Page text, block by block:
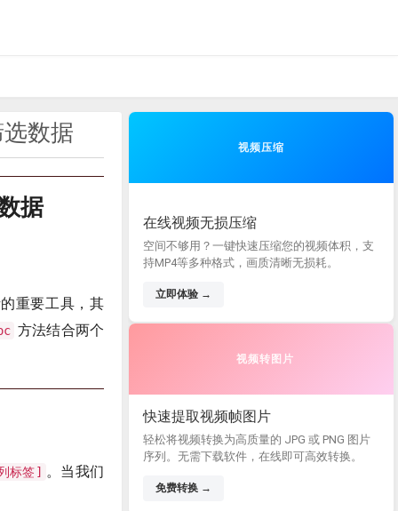
数据
据
重要工具，其
方法结合两个
标签] 。当我们
视频压缩
在线视频无损压缩
空间不够用？一键快速压缩您的视频体积，支
持MP4等多种格式，画质清晰无损耗。
立即体验 →
视频转图片
快速提取视频帧图片
轻松将视频转换为高质量的 JPG 或 PNG 图片
序列。无需下载软件，在线即可高效转换。
免费转换 →